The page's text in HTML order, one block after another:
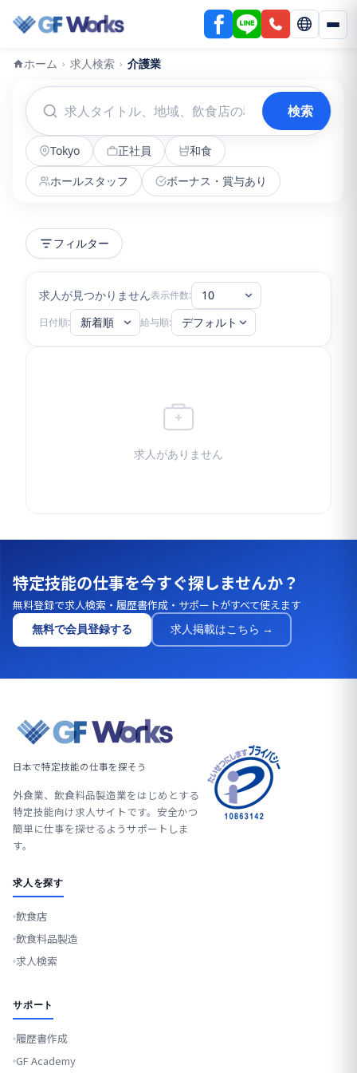
ホーム › 求人検索 › 介護業
検索
Tokyo 正社員
和食
ホールスタッフ
ボーナス・賞与あり
フィルター
求人が見つかりません表示件数: 10
日付順: 新着順 給与順: デフォルト
求人がありません
特定技能の仕事を今すぐ探しませんか？
無料登録で求人検索・履歴書作成・サポートがすべて使えます
無料で会員登録する 求人掲載はこちら →
日本で特定技能の仕事を探そう
外食業、飲食料品製造業をはじめとする
特定技能向け求人サイトです。安全かつ
簡単に仕事を探せるようサポートしま
す。
求人を探す
飲食店
飲食料品製造
求人検索
サポート
履歴書作成
GF Academy